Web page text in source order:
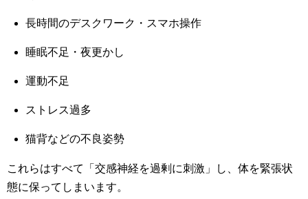
長時間のデスクワーク・スマホ操作
睡眠不足・夜更かし
運動不足
ストレス過多
猫背などの不良姿勢
これらはすべて「交感神経を過剰に刺激」し、体を緊張状
態に保ってしまいます。